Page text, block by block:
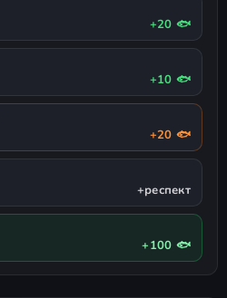
+20 🐟
+10 🐟
+20 🐟
+респект
+100 🐟